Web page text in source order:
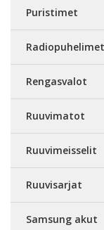
Puristimet
Radiopuhelimet
Rengasvalot
Ruuvimatot
Ruuvimeisselit
Ruuvisarjat
Samsung akut